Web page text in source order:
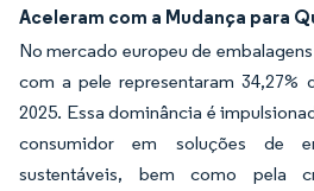
Aceleram com a Mudança para
No mercado europeu de
com a pele representaram
2025. Essa dominância é
consumidor em soluções de
sustentáveis, bem como pela